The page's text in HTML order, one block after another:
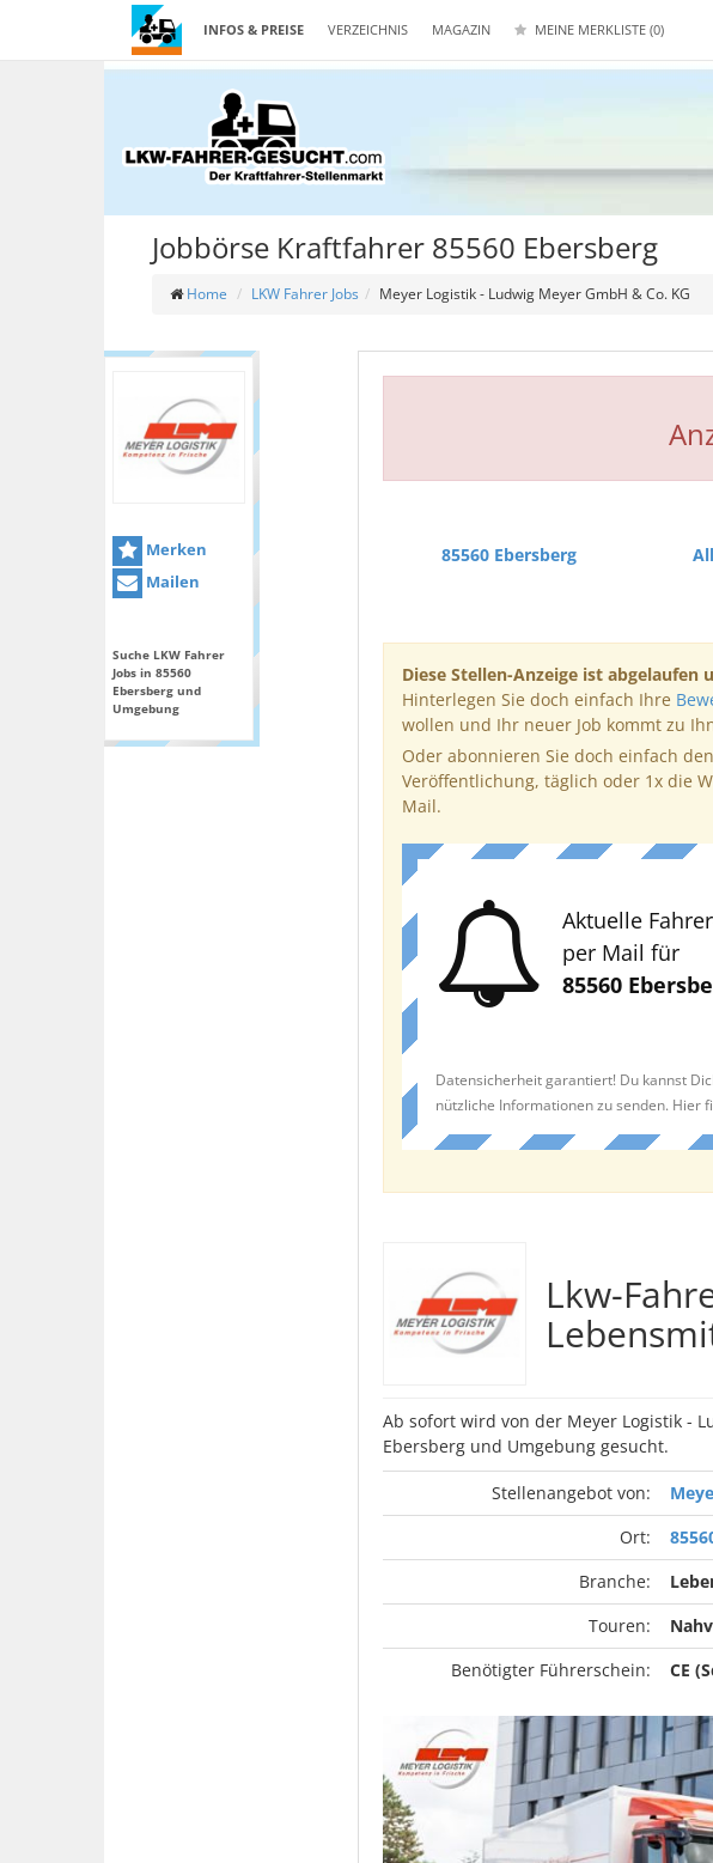
INFOS & PREISE VERZEICHNIS MAGAZIN MEINE MERKLISTE (0)
Jobbörse Kraftfahrer 85560 Ebersberg
Home LKW Fahrer Jobs Meyer Logistik - Ludwig Meyer GmbH & Co. KG
Merken
Mailen
Suche LKW Fahrer
Jobs in 85560
Ebersberg und
Umgebung
85560 Ebersberg
Diese Stellen-Anzeige ist
Hinterlegen Sie doch einfach Ihre
wollen und Ihr neuer Job kommt zu
Oder abonnieren Sie doch einfach
Veröffentlichung, täglich oder 1x die
Mail.
Aktuelle
per Mail für
85560
Datensicherheit garantiert! Du kannst
nützliche Informationen zu senden. Hier
Lkw-
Ab sofort wird von der Meyer Logistik -
Ebersberg und Umgebung gesucht.
Stellenangebot von:
Ort:
Branche:
Touren:
Benötigter Führerschein:
CE